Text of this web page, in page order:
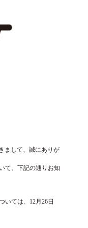
まして、誠にありが
て、下記の通りお知
いては、12月26日